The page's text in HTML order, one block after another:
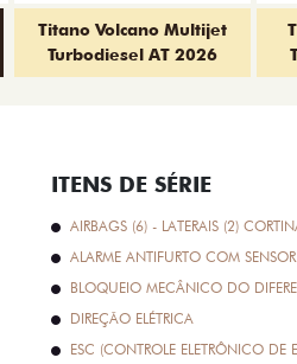
Titano Volcano Multijet
Turbodiesel AT 2026
ITENS DE SÉRIE
AIRBAGS (6) - LATERAIS (2)
ALARME ANTIFURTO COM SENSOR
BLOQUEIO MECÂNICO DO
DIREÇÃO ELÉTRICA
ESC (CONTROLE ELETRÔNICO DE